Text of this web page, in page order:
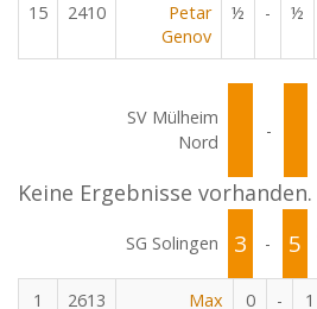
15 2410
Petar
Genov
½ - ½
SV Mülheim
Nord
-
Keine Ergebnisse vorhanden.
SG Solingen 3 - 5
1
2613
Max
0 - 1